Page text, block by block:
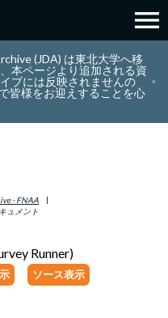
ョン
ス
menu
(JDA) は東北大学へ移
本ページより追加される資
ブには反映されませんの
皆様をお迎えすることを心
- FNAA
ュメント
Runner)
ソース表示